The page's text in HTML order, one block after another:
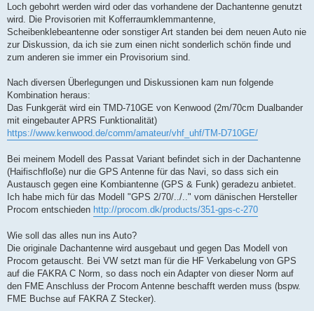
Loch gebohrt werden wird oder das vorhandene der Dachantenne genutzt
wird. Die Provisorien mit Kofferraumklemmantenne,
Scheibenklebeantenne oder sonstiger Art standen bei dem neuen Auto nie
zur Diskussion, da ich sie zum einen nicht sonderlich schön finde und
zum anderen sie immer ein Provisorium sind.
Nach diversen Überlegungen und Diskussionen kam nun folgende
Kombination heraus:
Das Funkgerät wird ein TMD-710GE von Kenwood (2m/70cm Dualbander
mit eingebauter APRS Funktionalität)
https://www.kenwood.de/comm/amateur/vhf_uhf/TM-D710GE/
Bei meinem Modell des Passat Variant befindet sich in der Dachantenne
(Haifischfloße) nur die GPS Antenne für das Navi, so dass sich ein
Austausch gegen eine Kombiantenne (GPS & Funk) geradezu anbietet.
Ich habe mich für das Modell "GPS 2/70/../.." vom dänischen Hersteller
Procom entschieden http://procom.dk/products/351-gps-c-270
Wie soll das alles nun ins Auto?
Die originale Dachantenne wird ausgebaut und gegen Das Modell von
Procom getauscht. Bei VW setzt man für die HF Verkabelung von GPS
auf die FAKRA C Norm, so dass noch ein Adapter von dieser Norm auf
den FME Anschluss der Procom Antenne beschafft werden muss (bspw.
FME Buchse auf FAKRA Z Stecker).